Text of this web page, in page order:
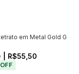
em Metal Gold G
| R$55,50
OFF